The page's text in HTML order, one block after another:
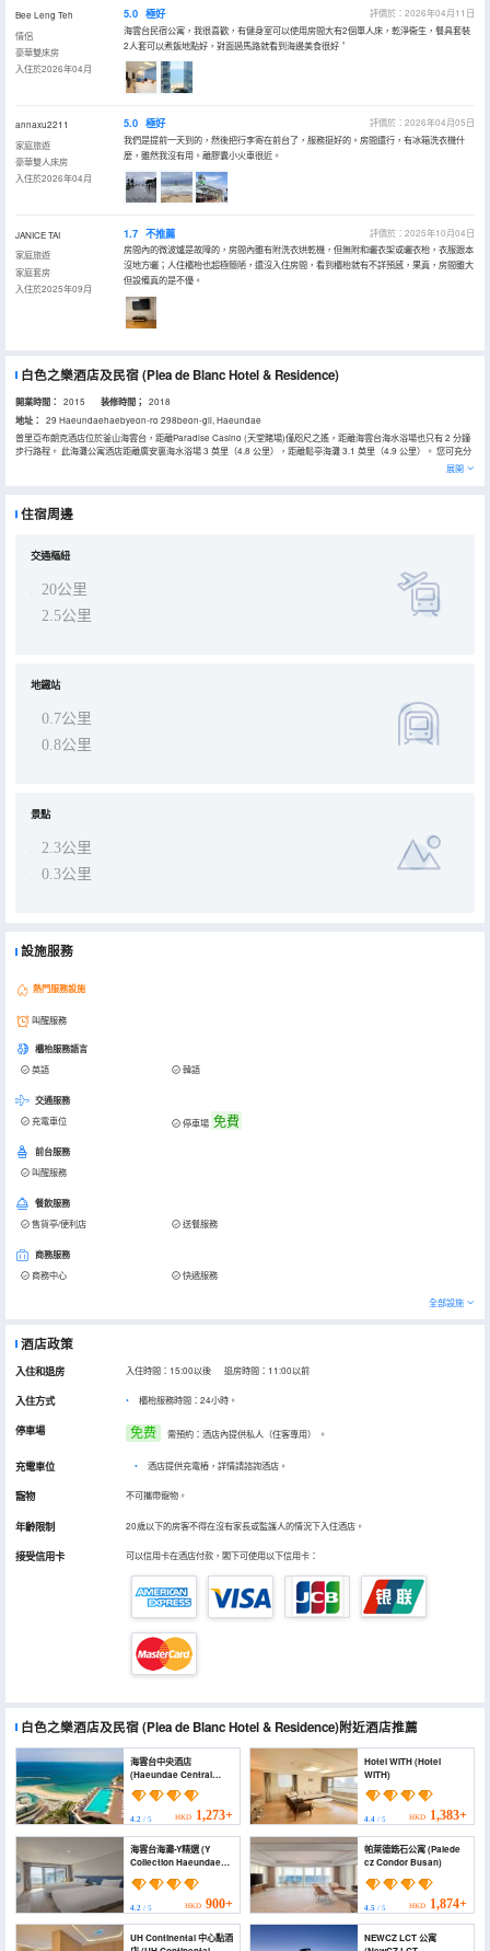
Bee Leng Teh
情侶
豪華雙床房
入住於2026年04月
5.0 極好
評價於：2026年04月11日
海雲台民宿公寓，我很喜歡，有健身室可以使用房間大有2個單人床，乾淨衞生，餐具套裝
2人套可以煮飯地點好，對面過馬路就看到海邊美食很好＇
annaxu2211
家庭旅遊
豪華雙人床房
入住於2026年04月
5.0 極好
評價於：2026年04月05日
我們是提前一天到的，然後把行李寄在前台了，服務挺好的。房間還行，有冰箱洗衣機什
麼，雖然我沒有用。離膠囊小火車很近。
JANICE TAI
家庭旅遊
家庭套房
入住於2025年09月
1.7 不推薦
評價於：2025年10月04日
房間內的微波爐是故障的，房間內雖有附洗衣烘乾機，但無附和曬衣架或曬衣枱，衣服跟本
沒地方曬；人住櫃枱也超極簡陋，還沒入住房間，看到櫃枱就有不詳預感，果真，房間雖大
但設備真的是不優。
白色之樂酒店及民宿(Plea de Blanc Hotel & Residence)
開業時間： 2015 装修時間； 2018
地址：
29 Haeundaehaebyeon-ro 298beon-gil, Haeundae
普里亞布朗克酒店位於釜山海雲台，距離Paradise Casino (天堂賭場)僅咫尺之遙，距離海雲台海水浴場也只有 2 分鐘
步行路程。 此海灘公寓酒店距離廣安裏海水浴場 3 英里（4.8 公里），距離鬆亭海灘 3.1 英里（4.9 公里）。 您可充分
利用健身中心等度假設施，此外還有免費 WiFi和旅遊/票務服務等。 在普里亞布朗克酒店，您可以去餐廳享用美餐。每
天 07:00 至 10:00 提供收費的自助式早餐。 特色服務/設施包括商務中心、24 小時前台服務和行李寄存。酒店提供免費
房服務。
展開
住宿周邊
交通樞紐
20公里
2.5公里
地鐵站
0.7公里
0.8公里
景點
2.3公里
0.3公里
設施服務
熱門服務設施
叫醒服務
櫃枱服務語言
英語 韓語
交通服務
充電車位 停車場 免費
前台服務
叫醒服務
餐飲服務
售貨亭/便利店 送餐服務
商務服務
商務中心 快遞服務
全部設施
酒店政策
入住和退房 入住時間：15:00以後 退房時間：11:00以前
入住方式 櫃枱服務時間：24小時。
停車場 免费 需預約：酒店內提供私人（住客專用） 。
充電車位 • 酒店提供充電樁，詳情請諮詢酒店。
寵物 不可攜帶寵物。
年齡限制 20歲以下的房客不得在沒有家長或監護人的情況下入住酒店。
接受信用卡 可以信用卡在酒店付款，閣下可使用以下信用卡：
白色之樂酒店及民宿(Plea de Blanc Hotel & Residence)附近酒店推薦
海雲台中央酒店
(Haeundae Central
Hotel)
4.2 / 5 HKD 1,273+
Hotel WITH (Hotel
WITH)
4.4/ 5 HKD 1,383+
海雲台海灘-Y精選 (Y
Collection Haeundae
4.2 / 5 HKD 900+
帕萊德鋯石公寓 (Palede
cz Condor Busan)
4.5/ 5 HKD 1,874+
UH Continental 中心點酒
NEWCZ LCT 公寓